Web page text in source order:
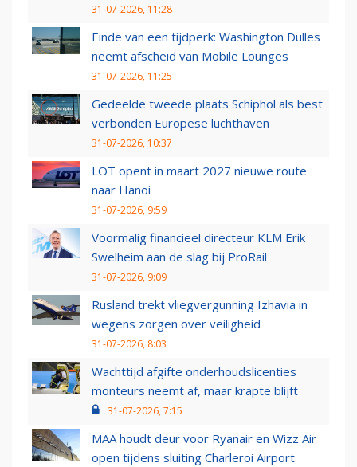
31-07-2026, 11:28
Einde van een tijdperk: Washington Dulles
neemt afscheid van Mobile Lounges
31-07-2026, 11:25
Gedeelde tweede plaats Schiphol als best
verbonden Europese luchthaven
31-07-2026, 10:37
LOT opent in maart 2027 nieuwe route
naar Hanoi
31-07-2026, 9:59
Voormalig financieel directeur KLM Erik
Swelheim aan de slag bij ProRail
31-07-2026, 9:09
Rusland trekt vliegvergunning Izhavia in
wegens zorgen over veiligheid
31-07-2026, 8:03
Wachttijd afgifte onderhoudslicenties
monteurs neemt af, maar krapte blijft
31-07-2026, 7:15
MAA houdt deur voor Ryanair en Wizz Air
open tijdens sluiting Charleroi Airport